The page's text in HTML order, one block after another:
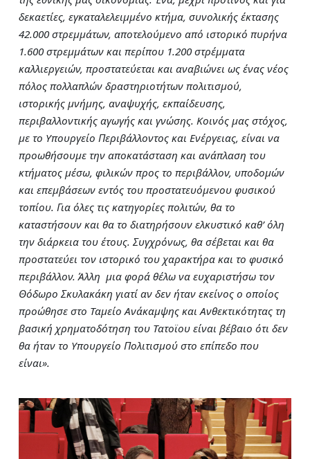
δεκαετίες, εγκαταλελειμμένο κτήμα, συνολικής έκτασης
42.000 στρεμμάτων, αποτελούμενο από ιστορικό πυρήνα
1.600 στρεμμάτων και περίπου 1.200 στρέμματα
καλλιεργειών, προστατεύεται και αναβιώνει ως ένας νέος
πόλος πολλαπλών δραστηριοτήτων πολιτισμού,
ιστορικής μνήμης, αναψυχής, εκπαίδευσης,
περιβαλλοντικής αγωγής και γνώσης. Κοινός μας στόχος,
με το Υπουργείο Περιβάλλοντος και Ενέργειας, είναι να
προωθήσουμε την αποκατάσταση και ανάπλαση του
κτήματος μέσω, φιλικών προς το περιβάλλον, υποδομών
και επεμβάσεων εντός του προστατευόμενου φυσικού
τοπίου. Για όλες τις κατηγορίες πολιτών, θα το
καταστήσουν και θα το διατηρήσουν ελκυστικό καθ’ όλη
την διάρκεια του έτους. Συγχρόνως, θα σέβεται και θα
προστατεύει τον ιστορικό του χαρακτήρα και το φυσικό
περιβάλλον.Άλλη μια φορά θέλω να ευχαριστήσω τον
Θόδωρο Σκυλακάκη γιατί αν δεν ήταν εκείνος ο οποίος
προώθησε στο Ταμείο Ανάκαμψης και Ανθεκτικότητας τη
βασική χρηματοδότηση του Τατοϊου είναι βέβαιο ότι δεν
θα ήταν το Υπουργείο Πολιτισμού στο επίπεδο που
είναι».